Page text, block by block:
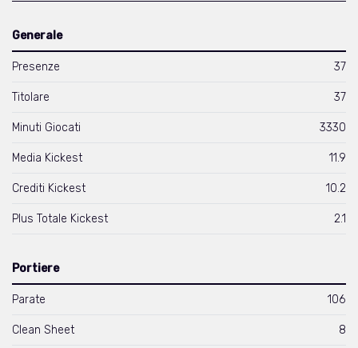
Generale
Presenze 37
Titolare 37
Minuti Giocati 3330
Media Kickest 11.9
Crediti Kickest 10.2
Plus Totale Kickest 2.1
Portiere
Parate 106
Clean Sheet 8